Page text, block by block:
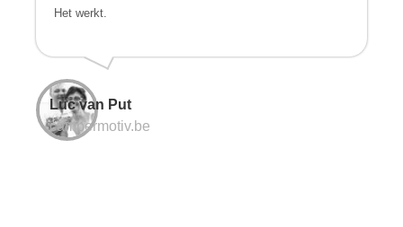
Het werkt.
Luc van Put
campermotiv.be